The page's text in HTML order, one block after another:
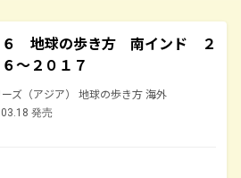
６ 地球の歩き方 南インド ２
～２０１７
ズ（アジア） 地球の歩き方 海外
発売